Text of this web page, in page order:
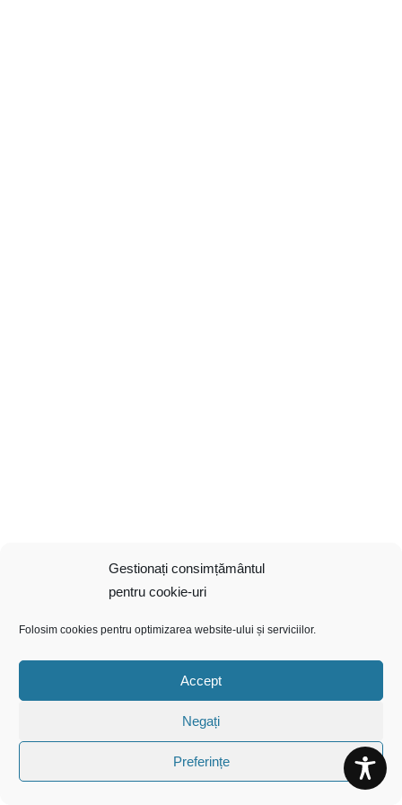
Gestionați consimțământul
pentru cookie-uri
Folosim cookies pentru optimizarea website-ului și serviciilor.
Accept
Negați
Preferințe